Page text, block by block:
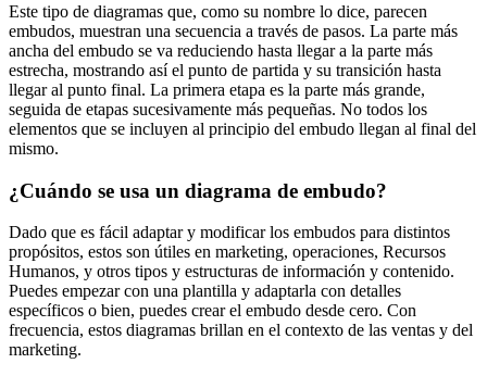
Este tipo de diagramas que, como su nombre lo dice, parecen
embudos, muestran una secuencia a través de pasos. La parte más
ancha del embudo se va reduciendo hasta llegar a la parte más
estrecha, mostrando así el punto de partida y su transición hasta
llegar al punto final. La primera etapa es la parte más grande,
seguida de etapas sucesivamente más pequeñas. No todos los
elementos que se incluyen al principio del embudo llegan al final del
mismo.
¿Cuándo se usa un diagrama de embudo?
Dado que es fácil adaptar y modificar los embudos para distintos
propósitos, estos son útiles en marketing, operaciones, Recursos
Humanos, y otros tipos y estructuras de información y contenido.
Puedes empezar con una plantilla y adaptarla con detalles
específicos o bien, puedes crear el embudo desde cero. Con
frecuencia, estos diagramas brillan en el contexto de las ventas y del
marketing.